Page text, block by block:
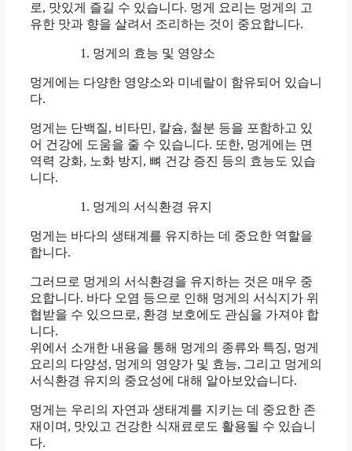
로, 맛있게 즐길 수 있습니다. 멍게 요리는 멍게의 고
유한 맛과 향을 살려서 조리하는 것이 중요합니다.
멍게의 효능 및 영양소
멍게에는 다양한 영양소와 미네랄이 함유되어 있습니
다.
멍게는 단백질, 비타민, 칼슘, 철분 등을 포함하고 있
어 건강에 도움을 줄 수 있습니다. 또한, 멍게에는 면
역력 강화, 노화 방지, 뼈 건강 증진 등의 효능도 있습
니다.
멍게의 서식환경 유지
멍게는 바다의 생태계를 유지하는 데 중요한 역할을
합니다.
그러므로 멍게의 서식환경을 유지하는 것은 매우 중
요합니다. 바다 오염 등으로 인해 멍게의 서식지가 위
협받을 수 있으므로, 환경 보호에도 관심을 가져야 합
니다.
위에서 소개한 내용을 통해 멍게의 종류와 특징, 멍게
요리의 다양성, 멍게의 영양가 및 효능, 그리고 멍게의
서식환경 유지의 중요성에 대해 알아보았습니다.
멍게는 우리의 자연과 생태계를 지키는 데 중요한 존
재이며, 맛있고 건강한 식재료로도 활용될 수 있습니
다.